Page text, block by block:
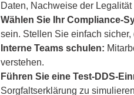
Daten, Nachweise der
Wählen Sie Ihr Compliance-
sein. Stellen Sie einfach
Interne Teams schulen:
verstehen.
Führen Sie eine Test-DDS-
Sorgfaltserklärung zu